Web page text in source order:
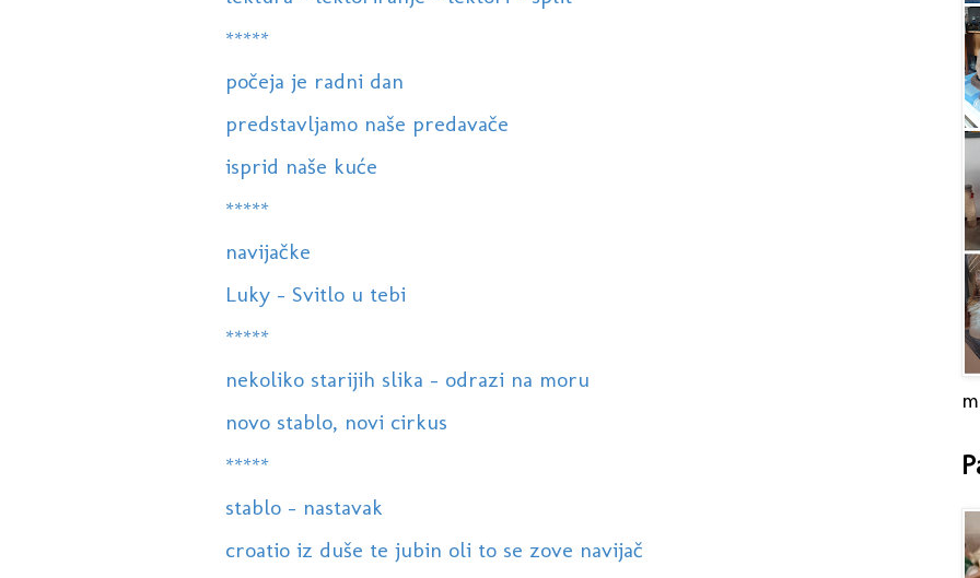
*****
počeja je radni dan
predstavljamo naše predavače
isprid naše kuće
*****
navijačke
Luky - Svitlo u tebi
*****
nekoliko starijih slika - odrazi na moru
novo stablo, novi cirkus
*****
stablo - nastavak
croatio iz duše te jubin oli to se zove navijač